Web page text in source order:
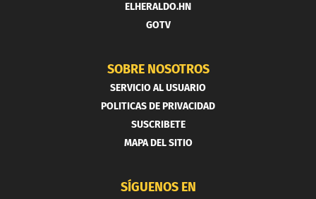
ELHERALDO.HN
GOTV
SOBRE NOSOTROS
SERVICIO AL USUARIO
POLITICAS DE PRIVACIDAD
SUSCRIBETE
MAPA DEL SITIO
SÍGUENOS EN